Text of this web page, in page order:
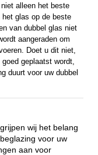
alleen het beste
glas op de beste
van dubbel glas niet
aangeraden om
Doet u dit niet,
geplaatst wordt,
duurt voor uw dubbel
wij het belang
voor uw
aan voor